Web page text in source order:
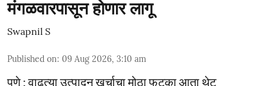
मंगळवारपासून होणार लागू
Swapnil S
Published on: 09 Aug 2026, 3:10 am
पुणे : वाढत्या उत्पादन खर्चाचा मोठा फटका आता थेट